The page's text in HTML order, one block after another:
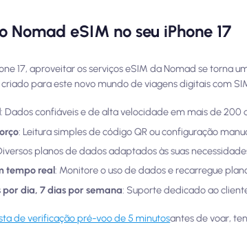
Nomad eSIM no seu iPhone 17
17, aproveitar os serviços eSIM da Nomad se
para este novo mundo de viagens digitais com
: Dados confiáveis e de alta velocidade em mais de 200
: Leitura simples de código QR ou configuração
planos de dados adaptados às suas
tempo real: Monitore o uso de dados e recarregue
dia, 7 dias por semana: Suporte dedicado ao
de verificação pré-voo de 5 minutosantes de voar,